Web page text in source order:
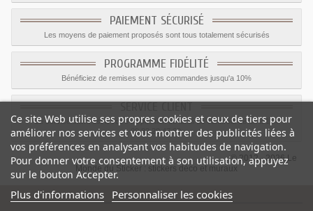
PAIEMENT SÉCURISÉ
Les moyens de paiement proposés sont tous totalement sécurisés
PROGRAMME FIDÉLITÉ
Bénéficiez de remises sur vos commandes jusqu'a 10%
Le service client est a votre disposition du lundi au vendredi de 8h à 17h
09.82.28.47.69.
© 2012 - 2026 Le
Monde du Sticker :
stickers déco et muraux
Ce site Web utilise ses propres cookies et ceux de tiers pour
améliorer nos services et vous montrer des publicités liées à
vos préférences en analysant vos habitudes de navigation.
Pour donner votre consentement à son utilisation, appuyez
sur le bouton Accepter.
Plus d'informations Personnaliser les cookies